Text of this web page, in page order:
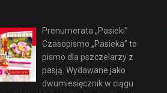
Prenumerata „Pasieki”
Czasopismo „Pasieka” to
pismo dla pszczelarzy z
pasją. Wydawane jako
dwumiesięcznik w ciągu